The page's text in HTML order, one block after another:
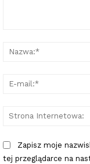
Zapisz moje
tej przeglądarce na